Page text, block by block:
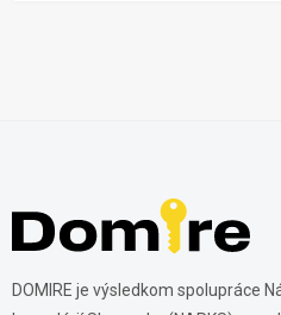
DOMIRE je výsledkom spolupráce